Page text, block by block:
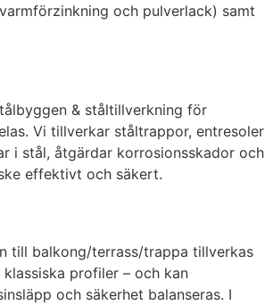
och pulverlack) samt
& ståltillverkning för
Vi tillverkar ståltrappor, entresoler
i stål, åtgärdar korrosionsskador och
effektivt och säkert.
till balkong/terrass/trappa tillverkas
profiler – och kan
och säkerhet balanseras. I